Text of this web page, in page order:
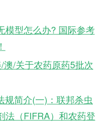
模型怎么办? 国际参考
/关于农药原药5批次
规简介(一)：联邦杀虫
法（FIFRA）和农药登